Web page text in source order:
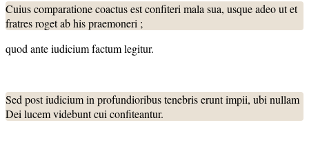
Cuius comparatione coactus est confiteri mala sua, usque adeo ut et
fratres roget ab his praemoneri ;
quod ante iudicium factum legitur.
Sed post iudicium in profundioribus tenebris erunt impii, ubi nullam
Dei lucem videbunt cui confiteantur.